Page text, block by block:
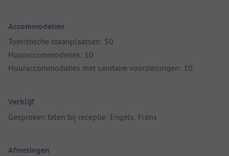
Accommodaties
Toeristische staanplaatsen: 50
Huuraccommodaties: 10
Huuraccommodaties met sanitaire voorzieningen: 10
Verblijf
Gesproken talen bij receptie: Engels, Frans
Afmetingen